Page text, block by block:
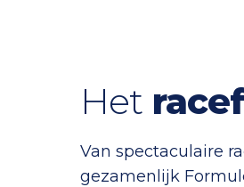
Het
Van spectaculaire
gezamenlijk